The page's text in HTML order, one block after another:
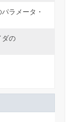
ラメータ・
ダの